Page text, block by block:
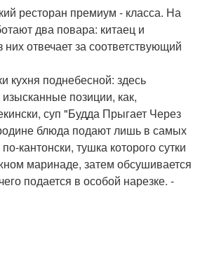
ресторан премиум - класса. На
два повара: китаец и
отвечает за соответствующий
кухня поднебесной: здесь
позиции, как,
суп "Будда Прыгает Через
блюда подают лишь в самых
кантонски, тушка которого сутки
маринаде, затем обсушивается
подается в особой нарезке. -